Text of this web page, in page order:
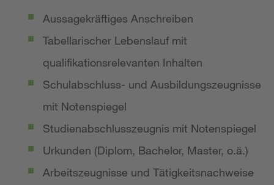
Aussagekräftiges Anschreiben
Tabellarischer Lebenslauf mit
qualifikationsrelevanten Inhalten
Schulabschluss- und Ausbildungszeugnisse
mit Notenspiegel
Studienabschlusszeugnis mit Notenspiegel
Urkunden (Diplom, Bachelor, Master, o.ä.)
Arbeitszeugnisse und Tätigkeitsnachweise